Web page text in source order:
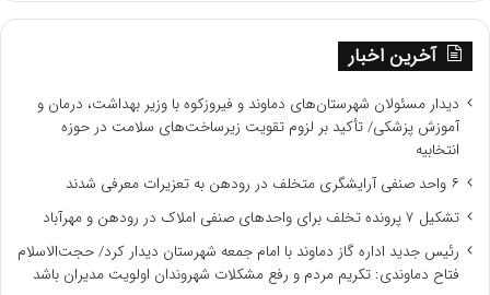
آخرین اخبار
دیدار مسئولان شهرستان‌های دماوند و فیروزکوه با وزیر بهداشت، درمان و
آموزش پزشکی/ تأکید بر لزوم تقویت زیرساخت‌های سلامت در حوزه
انتخابیه
۶ واحد صنفی آرایشگری متخلف در رودهن به تعزیرات معرفی شدند
تشکیل ۷ پرونده تخلف برای واحدهای صنفی املاک در رودهن و مهرآباد
رئیس جدید اداره گاز دماوند با امام جمعه شهرستان دیدار کرد/ حجت‌الاسلام
فتاح دماوندی: تکریم مردم و رفع مشکلات شهروندان اولویت مدیران باشد